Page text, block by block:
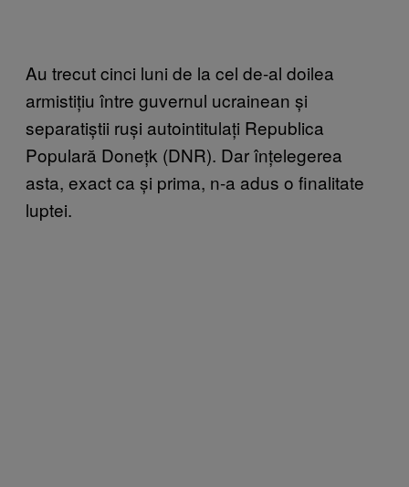
Au trecut cinci luni de la cel de-al doilea
armistițiu între guvernul ucrainean și
separatiștii ruși autointitulați Republica
Populară Donețk (DNR). Dar înțelegerea
asta, exact ca și prima, n-a adus o finalitate
luptei.